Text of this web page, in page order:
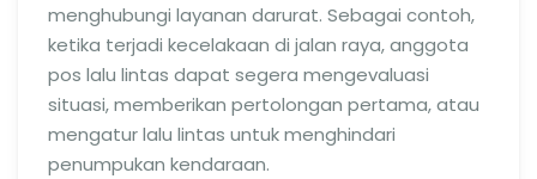
menghubungi layanan darurat. Sebagai contoh,
ketika terjadi kecelakaan di jalan raya, anggota
pos lalu lintas dapat segera mengevaluasi
situasi, memberikan pertolongan pertama, atau
mengatur lalu lintas untuk menghindari
penumpukan kendaraan.